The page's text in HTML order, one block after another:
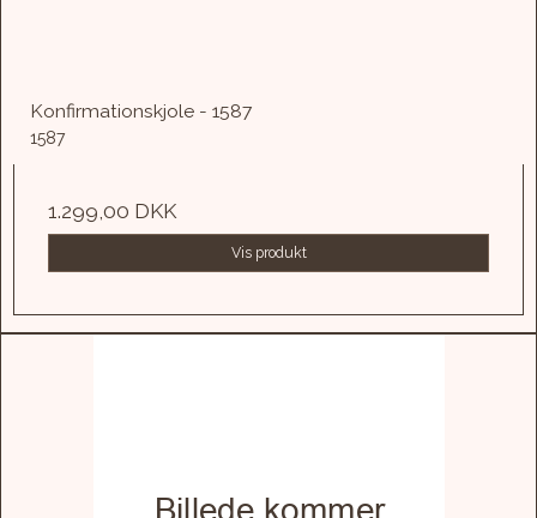
Konfirmationskjole - 1587
1587
1.299,00 DKK
Vis produkt